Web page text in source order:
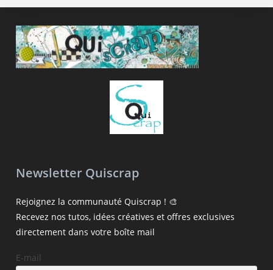
Newsletter Quiscrap
Rejoignez la communauté Quiscrap ! 🎨
Recevez nos tutos, idées créatives et offres exclusives
directement dans votre boîte mail
E-mail